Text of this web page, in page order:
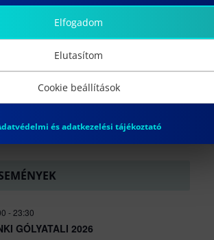
REGISZTRÁCIÓ
-23:30
GÓLYATALI 2026
Elfogadom
Elutasítom
Cookie beállítások
és adatkezelési tájékoztató